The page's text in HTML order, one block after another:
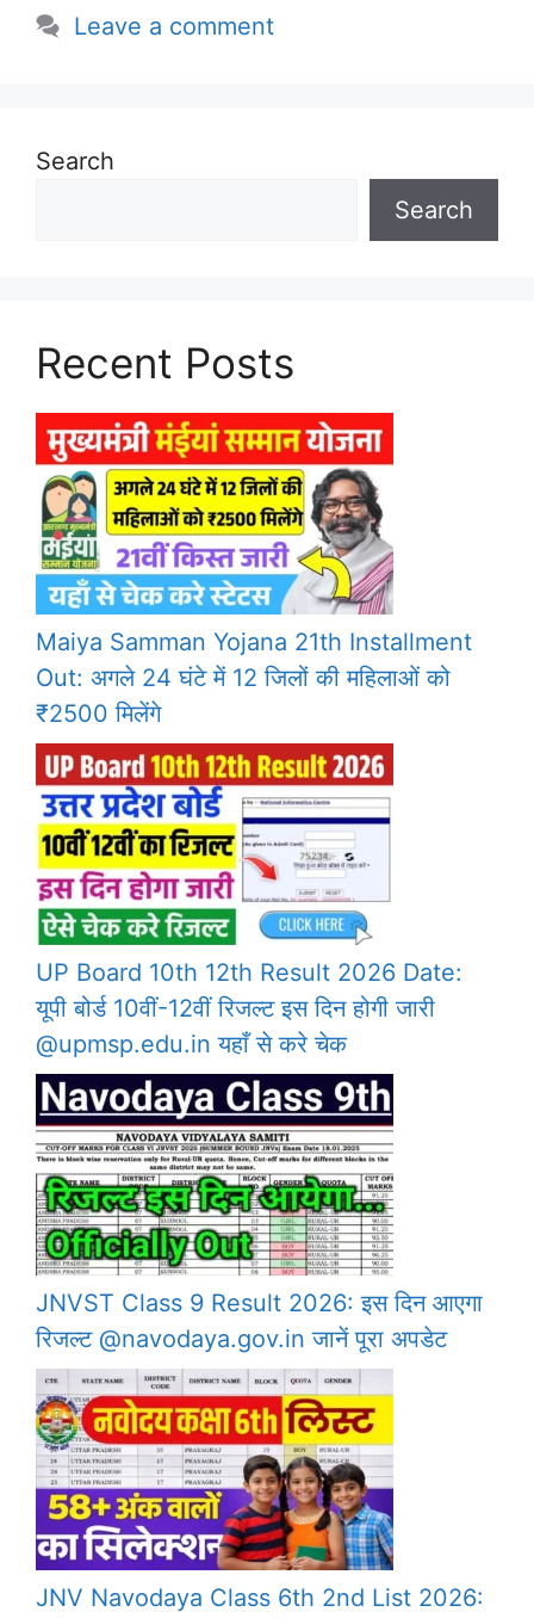
Leave a comment
Search
Search
Recent Posts
Maiya Samman Yojana 21th Installment
Out: अगले 24 घंटे में 12 जिलों की महिलाओं को
₹2500 मिलेंगे
UP Board 10th 12th Result 2026 Date:
यूपी बोर्ड 10वीं-12वीं रिजल्ट इस दिन होगी जारी
@upmsp.edu.in यहाँ से करे चेक
JNVST Class 9 Result 2026: इस दिन आएगा
रिजल्ट @navodaya.gov.in जानें पूरा अपडेट
JNV Navodaya Class 6th 2nd List 2026: